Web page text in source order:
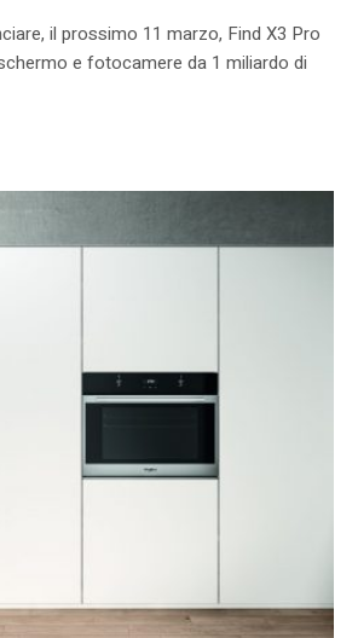
il prossimo 11 marzo, Find X3 Pro
e fotocamere da 1 miliardo di